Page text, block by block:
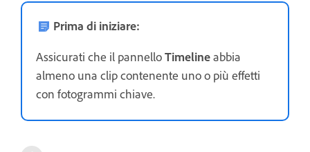
Prima di iniziare:
Assicurati che il pannelloTimelineabbia
almeno una clip contenente uno o più effetti
con fotogrammi chiave.